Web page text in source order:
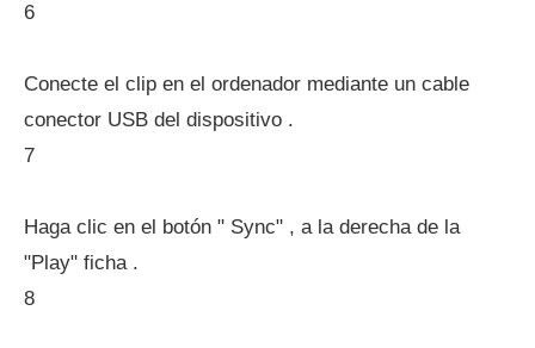
6
Conecte el clip en el ordenador mediante un cable
conector USB del dispositivo .
7
Haga clic en el botón " Sync" , a la derecha de la
"Play" ficha .
8